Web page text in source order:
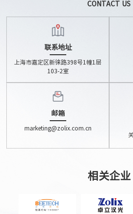
CONTACT US
联系地址
上海市嘉定区新徕路398号1幢1层
103-2室
邮箱
marketing@zolix.com.cn
相关企业